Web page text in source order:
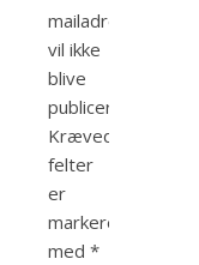
mailadresse
vil ikke
blive
publiceret.
Krævede
felter
er
markeret
med *